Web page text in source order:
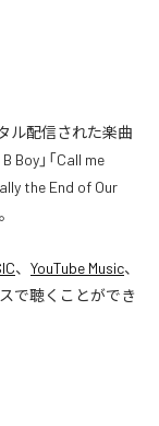
ル配信された楽曲
Boy」「Call me
the End of Our
、 YouTube Music、
で聴くことができ